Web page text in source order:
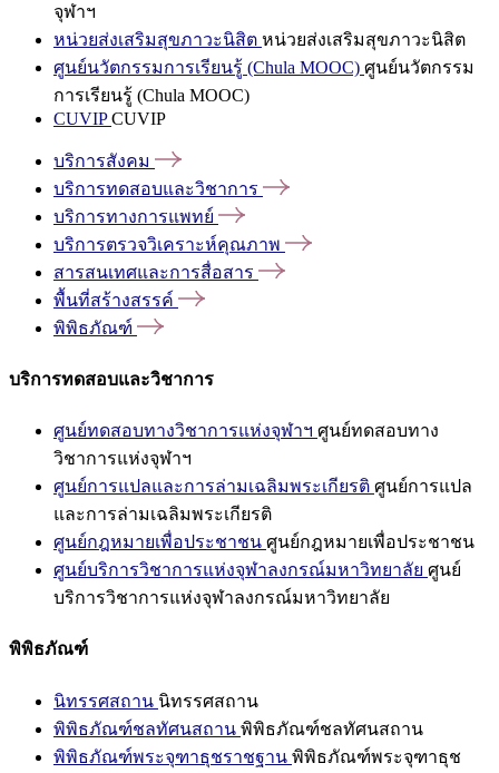
จุฬาฯ
หน่วยส่งเสริมสุขภาวะนิสิต หน่วยส่งเสริมสุขภาวะนิสิต
ศูนย์นวัตกรรมการเรียนรู้ (Chula MOOC) ศูนย์นวัตกรรม
การเรียนรู้ (Chula MOOC)
CUVIPCUVIP
บริการสังคม
บริการทดสอบและวิชาการ
บริการทางการแพทย์
บริการตรวจวิเคราะห์คุณภาพ
สารสนเทศและการสื่อสาร
พื้นที่สร้างสรรค์
พิพิธภัณฑ์
บริการทดสอบและวิชาการ
ศูนย์ทดสอบทางวิชาการแห่งจุฬาฯ ศูนย์ทดสอบทาง
วิชาการแห่งจุฬาฯ
ศูนย์การแปลและการล่ามเฉลิมพระเกียรติ ศูนย์การแปล
และการล่ามเฉลิมพระเกียรติ
ศูนย์กฎหมายเพื่อประชาชน ศูนย์กฎหมายเพื่อประชาชน
ศูนย์บริการวิชาการแห่งจุฬาลงกรณ์มหาวิทยาลัย ศูนย์
บริการวิชาการแห่งจุฬาลงกรณ์มหาวิทยาลัย
พิพิธภัณฑ์
นิทรรศสถาน นิทรรศสถาน
พิพิธภัณฑ์ชลทัศนสถาน พิพิธภัณฑ์ชลทัศนสถาน
พิพิธภัณฑ์พระจุฑาธุชราชฐาน พิพิธภัณฑ์พระจุฑาธุช